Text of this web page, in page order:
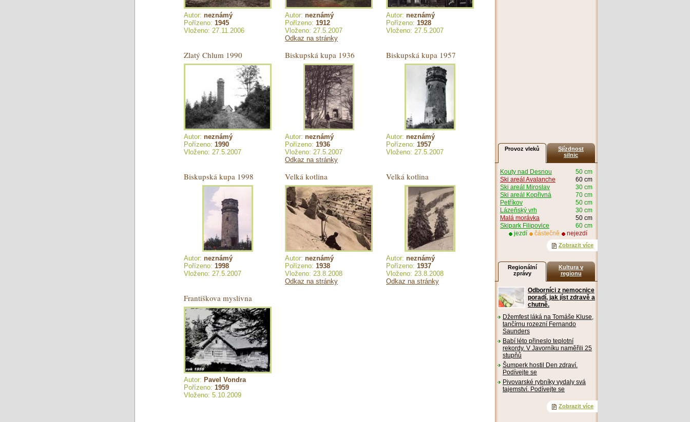
Autor: neznámý
Pořízeno: 1945
Vloženo: 27.11.2006
Autor: neznámý
Pořízeno: 1912
Vloženo: 27.5.2007
Odkaz na stránky
Autor: neznámý
Pořízeno: 1928
Vloženo: 27.5.2007
Zlatý Chlum 1990
Autor: neznámý
Pořízeno: 1990
Vloženo: 27.5.2007
Biskupská kupa 1936
Autor: neznámý
Pořízeno: 1936
Vloženo: 27.5.2007
Odkaz na stránky
Biskupská kupa 1957
Autor: neznámý
Pořízeno: 1957
Vloženo: 27.5.2007
Biskupská kupa 1998
Autor: neznámý
Pořízeno: 1998
Vloženo: 27.5.2007
Velká kotlina
Autor: neznámý
Pořízeno: 1938
Vloženo: 23.8.2008
Odkaz na stránky
Velká kotlina
Autor: neznámý
Pořízeno: 1937
Vloženo: 23.8.2008
Odkaz na stránky
Františkova myslivna
Autor: Pavel Vondra
Pořízeno: 1959
Vloženo: 5.10.2009
Provoz vleků
Sjízdnost
silnic
Kouty nad Desnou
50 cm
Ski areál Avalanche
60 cm
Ski areál Miroslav
30 cm
Ski areál Kopřivná
70 cm
Petříkov
50 cm
Lázeňský vrh
30 cm
Malá morávka
50 cm
Skipark Filipovice
60 cm
jezdí
částečně nejezdí
Zobrazit více
Regionální
zprávy
Kultura v
regionu
Odborníci z nemocnice
poradí, jak jíst zdravě a
chutně.
Džemfest láká na Tomáše Kluse,
tančírnu rozezní Fernando
Saunders
Babí léto přineslo teplotní
rekordy. V Javorníku naměřili 25
stupňů
Šumperk hostil Den zdraví.
Podívejte se
Pivovarské rybníky vydaly svá
tajemství. Podívejte se
Zobrazit více